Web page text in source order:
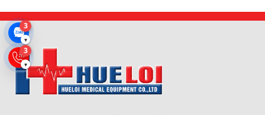
3
▾
3
▾